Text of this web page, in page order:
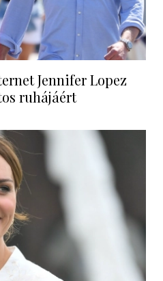
Jennifer Lopez
ruhájáért